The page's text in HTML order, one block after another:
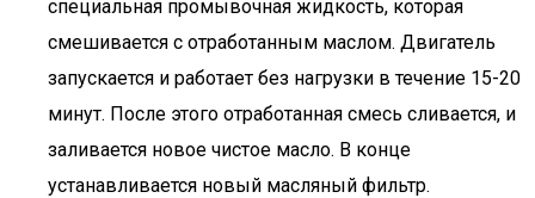
специальная промывочная жидкость, которая
смешивается с отработанным маслом. Двигатель
запускается и работает без нагрузки в течение 15-20
минут. После этого отработанная смесь сливается, и
заливается новое чистое масло. В конце
устанавливается новый масляный фильтр.